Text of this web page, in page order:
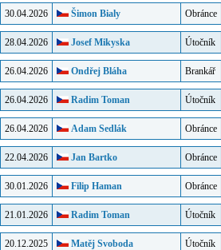
30.04.2026 Šimon Bialy Obránce
28.04.2026 Josef Mikyska Útočník
26.04.2026 Ondřej Bláha Brankář
26.04.2026 Radim Toman Útočník
26.04.2026 Adam Sedlák Obránce
22.04.2026 Jan Bartko Obránce
30.01.2026 Filip Haman Obránce
21.01.2026 Radim Toman Útočník
20.12.2025 Matěj Svoboda Útočník